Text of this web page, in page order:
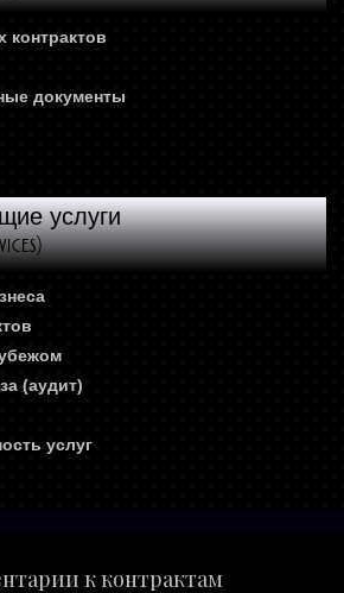
контрактов
документы
услуги
(аудит)
услуг
к контрактам